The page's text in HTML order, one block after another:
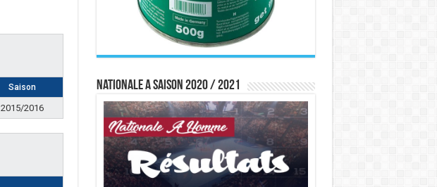
Saison
2015/2016
Nationale A saison 2020 / 2021